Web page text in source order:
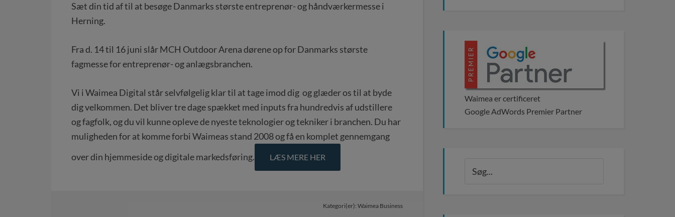
Sæt din tid af til at besøge Danmarks største entreprenør- og håndværkermesse i
Herning.
Fra d. 14 til 16 juni slår MCH Outdoor Arena dørene op for Danmarks største
fagmesse for entreprenør- og anlægsbranchen.
Vi i Waimea Digital står selvfølgelig klar til at tage imod dig og glæder os til at byde
dig velkommen. Det bliver tre dage spækket med inputs fra hundredvis af udstillere
og fagfolk, og du vil kunne opleve de nyeste teknologier og tekniker i branchen. Du har
muligheden for at komme forbi Waimeas stand 2008 og få en komplet gennemgang
over din hjemmeside og digitale markedsføring.
LÆS MERE HER
Kategori(er): Waimea Business
Waimea er certificeret
Google AdWords Premier Partner